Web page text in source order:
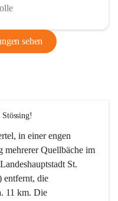
sehen
in einer engen
mehrerer Quellbäche im
St.
entfernt, die
11 km. Die